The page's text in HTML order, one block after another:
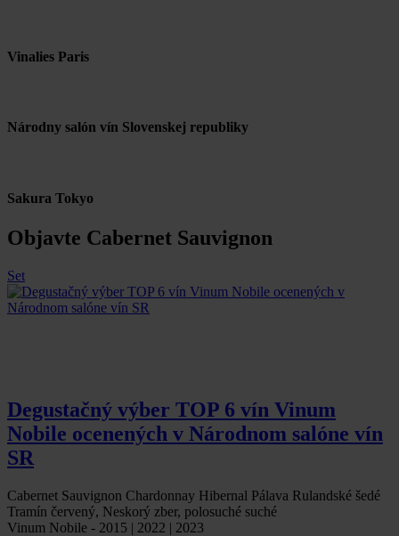
Vinalies Paris
Národny salón vín Slovenskej republiky
Sakura Tokyo
Objavte Cabernet Sauvignon
Set
Degustačný výber TOP 6 vín Vinum
Nobile ocenených v Národnom salóne vín
SR
Cabernet Sauvignon Chardonnay Hibernal Pálava Rulandské šedé
Tramín červený, Neskorý zber, polosuché suché
Vinum Nobile - 2015 | 2022 | 2023